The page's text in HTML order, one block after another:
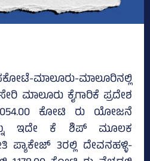
ಮಾಲೂರು-ಮಾಲೂರಿನಲ್ಲಿ
ಮಾಲೂರು ಕೈಗಾರಿಕೆ ಪ್ರದೇಶ
ಕೋಟಿ ರು ಯೋಜನೆ
ಇದೇ ಕೆ ಶಿಪ್ ಮೂಲಕ
3ರಲ್ಲಿ ದೇವನಹಳ್ಳಿ-